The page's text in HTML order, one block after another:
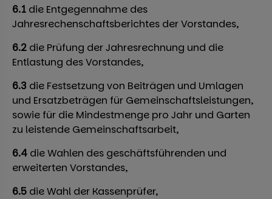
6.1 die Entgegennahme des
Jahresrechenschaftsberichtes der Vorstandes,
6.2 die Prüfung der Jahresrechnung und die
Entlastung des Vorstandes,
6.3 die Festsetzung von Beiträgen und Umlagen
und Ersatzbeträgen für Gemeinschaftsleistungen,
sowie für die Mindestmenge pro Jahr und Garten
zu leistende Gemeinschaftsarbeit,
6.4 die Wahlen des geschäftsführenden und
erweiterten Vorstandes,
6.5 die Wahl der Kassenprüfer,